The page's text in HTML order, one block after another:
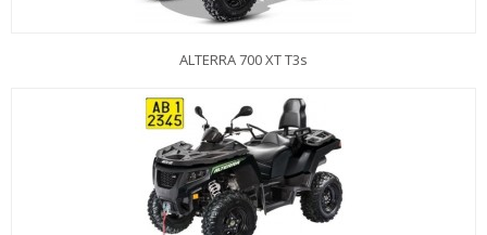
ALTERRA 700 XT T3s